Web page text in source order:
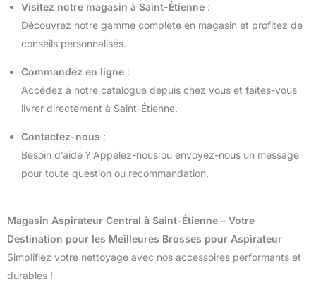
Visitez notre magasin à Saint-Étienne :
Découvrez notre gamme complète en magasin et profitez de
conseils personnalisés.
Commandez en ligne :
Accédez à notre catalogue depuis chez vous et faites-vous
livrer directement à Saint-Étienne.
Contactez-nous :
Besoin d’aide ? Appelez-nous ou envoyez-nous un message
pour toute question ou recommandation.
Magasin Aspirateur Central à Saint-Étienne – Votre
Destination pour les Meilleures Brosses pour Aspirateur
Simplifiez votre nettoyage avec nos accessoires performants et
durables !